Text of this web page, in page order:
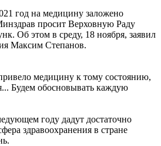
год на медицину заложено
просит Верховную Раду
Об этом в среду, 18 ноября, заявил
Максим Степанов.
медицину к тому состоянию,
Будем обосновывать каждую
году дадут достаточно
здравоохранения в стране